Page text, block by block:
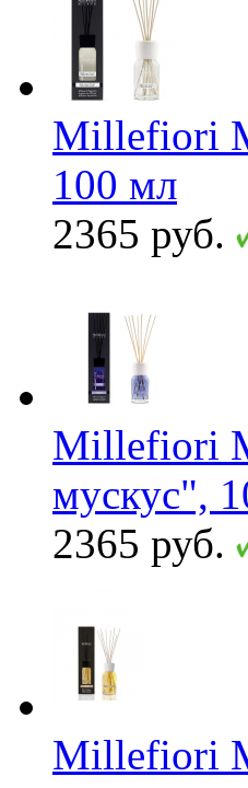
Millefiori
100 мл
2365 руб.
Millefiori
мускус",
2365 руб.
Millefiori